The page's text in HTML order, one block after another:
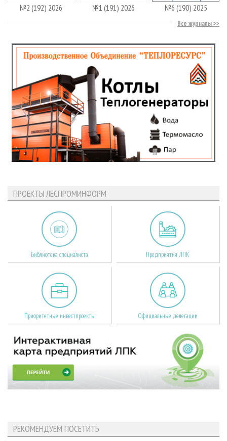
№2 (192) 2026 №1 (191) 2026 №6 (190) 2025
Все журналы
ПРОЕКТЫ ЛЕСПРОМИНФОРМ
Библиотека специалиста Предприятия ЛПК
Приоритетные инвестпроекты Официальные делегации
РЕКОМЕНДУЕМ ПОСЕТИТЬ